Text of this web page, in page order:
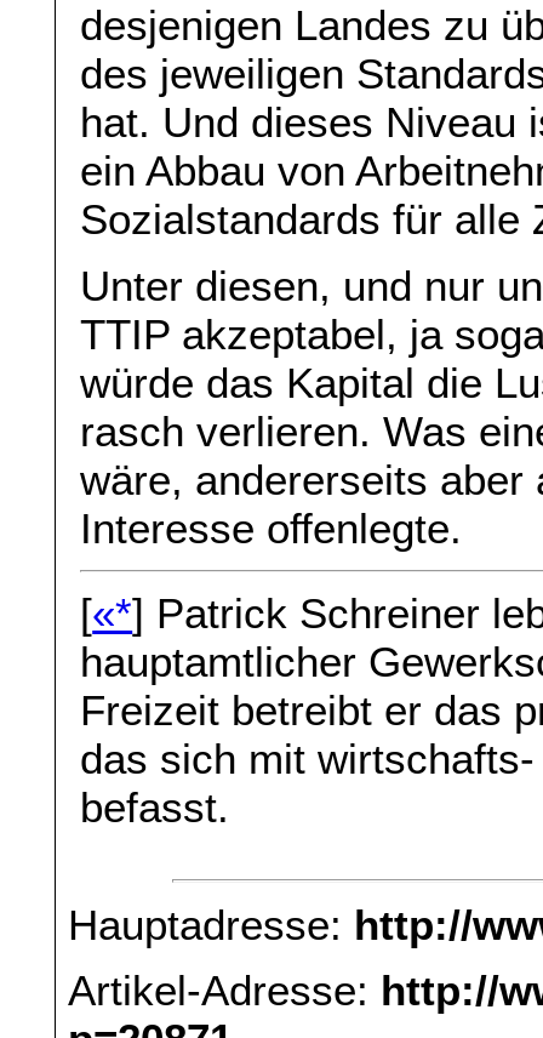
desjenigen Landes zu
des jeweiligen
hat. Und dieses Niveau
ein Abbau von
Sozialstandards für alle
Unter diesen, und nur
TTIP akzeptabel, ja
würde das Kapital die
rasch verlieren. Was
wäre, andererseits
Interesse offenlegte.
[«*] Patrick Schreiner
hauptamtlicher
Freizeit betreibt er das
das sich mit
befasst.
Hauptadresse: http://
Artikel-Adresse: http://